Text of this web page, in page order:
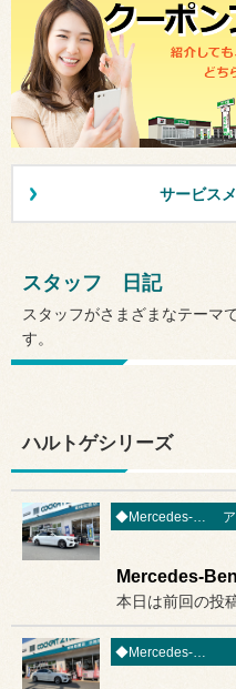
サービス
スタッフ 日記
スタッフがさまざまなテーマ
す。
ハルトゲシリーズ
◆Mercedes-Benz
◆Mercedes-Benz